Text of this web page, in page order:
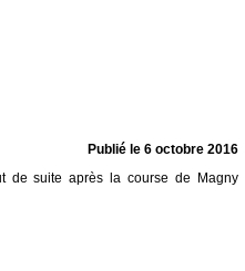
Publié le 6 octobre 2016
de suite après la course de Magny